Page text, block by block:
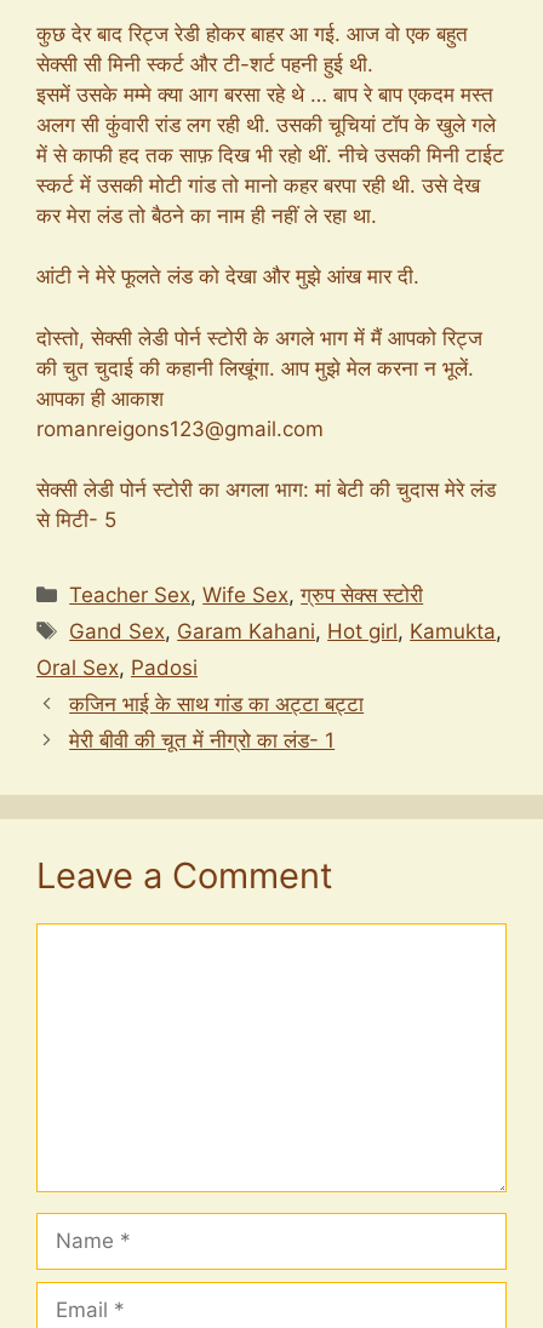
कुछ देर बाद रिट्ज रेडी होकर बाहर आ गई. आज वो एक बहुत
सेक्सी सी मिनी स्कर्ट और टी-शर्ट पहनी हुई थी.
इसमें उसके मम्मे क्या आग बरसा रहे थे … बाप रे बाप एकदम मस्त
अलग सी कुंवारी रांड लग रही थी. उसकी चूचियां टॉप के खुले गले
में से काफी हद तक साफ़ दिख भी रहो थीं. नीचे उसकी मिनी टाईट
स्कर्ट में उसकी मोटी गांड तो मानो कहर बरपा रही थी. उसे देख
कर मेरा लंड तो बैठने का नाम ही नहीं ले रहा था.
आंटी ने मेरे फूलते लंड को देखा और मुझे आंख मार दी.
दोस्तो, सेक्सी लेडी पोर्न स्टोरी के अगले भाग में मैं आपको रिट्ज
की चुत चुदाई की कहानी लिखूंगा. आप मुझे मेल करना न भूलें.
आपका ही आकाश
romanreigons123@gmail.com
सेक्सी लेडी पोर्न स्टोरी का अगला भाग: मां बेटी की चुदास मेरे लंड
से मिटी- 5
Categories
Teacher Sex,Wife Sex,ग्रुप सेक्स स्टोरी
Tags
Gand Sex, Garam Kahani, Hot girl, Kamukta,
Oral Sex, Padosi
कजिन भाई के साथ गांड का अट्टा बट्टा
मेरी बीवी की चूत में नीग्रो का लंड- 1
Leave a Comment
Name
Email